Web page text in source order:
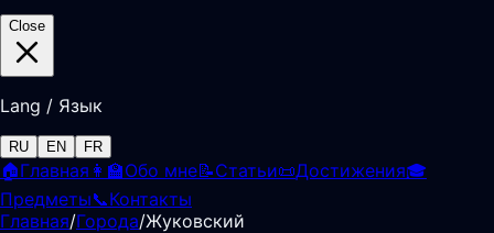
Close
Lang / Язык
RU EN FR
🏠Главная 👩‍🏫Обо мне📝Статьи📜Достижения🎓
Предметы📞Контакты
Главная/Города/Жуковский